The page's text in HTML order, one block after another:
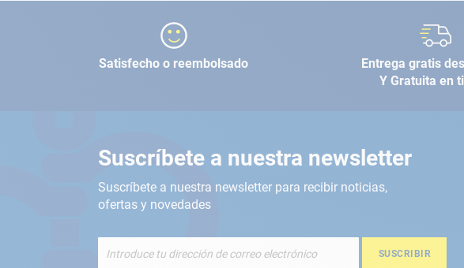
Satisfecho o reembolsado
Entrega gratis
Y Gratuita en
Suscríbete a nuestra newsletter
Suscríbete a nuestra newsletter para recibir noticias,
ofertas y novedades
SUSCRIBIR